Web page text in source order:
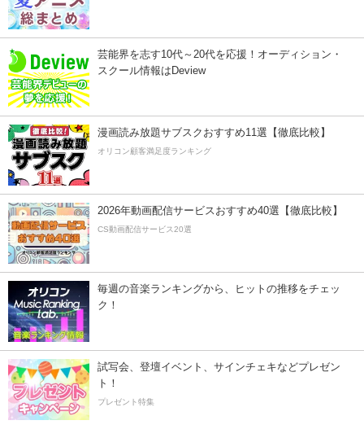
芸能界を志す10代～20代を応援！オーディション・
スクール情報はDeview
漫画読み放題サブスクおすすめ11選【徹底比較】
オリコン顧客満足度ランキング
2026年動画配信サービスおすすめ40選【徹底比較】
CS動画配信サービス20選
毎週の音楽ランキングから、ヒットの推移をチェッ
ク！
試写会、登壇イベント、サインチェキなどプレゼン
ト！
プレゼント特集